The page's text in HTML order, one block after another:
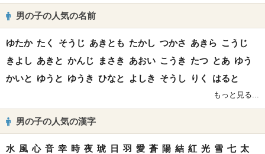
男の子の人気の名前
ゆたか たく そうじ あきとも たかし つかさ あきら こうじ
きよし あきと かんじ まさき あおい こうき たつ とあ ゆう
かいと ゆうと ゆうき ひなと よしき そうし りく はると
もっと見る...
男の子の人気の漢字
水 風 心 音 幸 時 夜 琥 日 羽 愛 蒼 陽 結 紅 光 雪 七 太